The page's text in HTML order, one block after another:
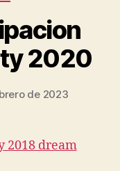
2020
de 2023